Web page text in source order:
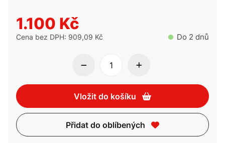
1.100 Kč
Cena bez DPH: 909,09 Kč Do 2 dnů
Vložit do košíku
Přidat do oblíbených